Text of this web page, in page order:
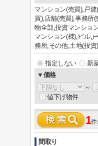
マンション(売買),戸
買),店舗(売買),事務所
物全部,投資マンショ
マンション(棟),ビル,
務所,その他,土地(投資)
指定しない 新
▼価格
～
値下げ物件
1件
間取り